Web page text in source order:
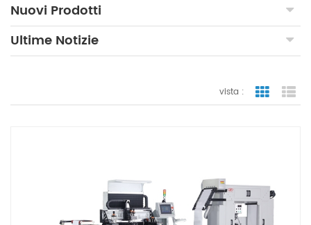
Nuovi Prodotti
Ultime Notizie
vista : vista a